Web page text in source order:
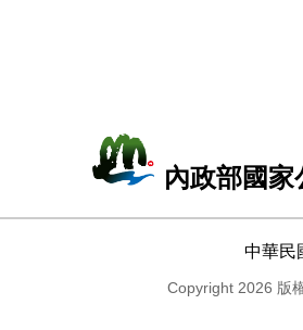
內政部國
中華民
Copyright 2026 版